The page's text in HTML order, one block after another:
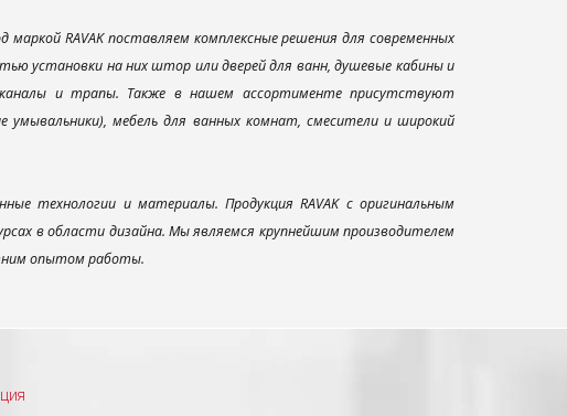
RAVAK поставляем комплексные решения для современных
установки на них штор или дверей для ванн, душевые кабины и
и трапы. Также в нашем ассортименте присутствуют
умывальники), мебель для ванных комнат, смесители и широкий
технологии и материалы. Продукция RAVAK с оригинальным
в области дизайна. Мы являемся крупнейшим производителем
опытом работы.